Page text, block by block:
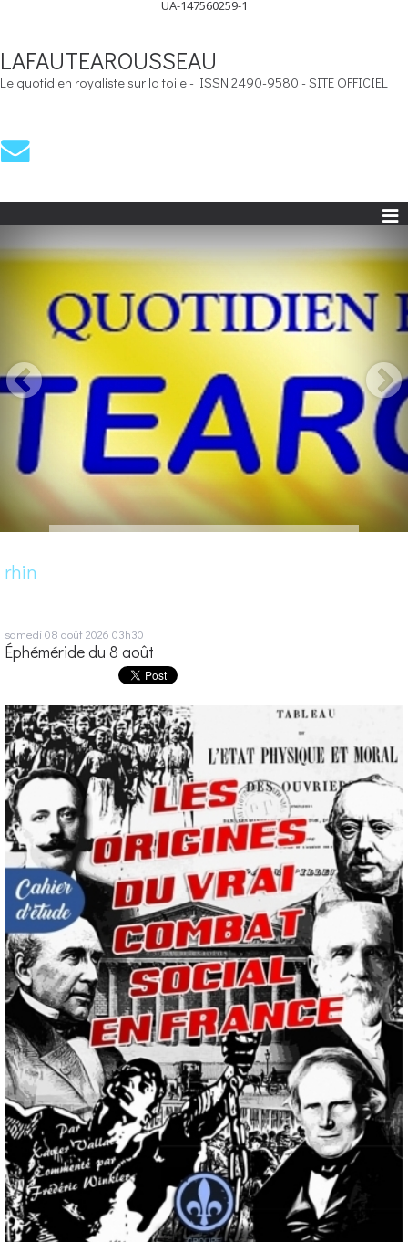
UA-147560259-1
LAFAUTEAROUSSEAU
Le quotidien royaliste sur la toile - ISSN 2490-9580 - SITE OFFICIEL
rhin
samedi 08 août 2026 03h30
Éphéméride du 8 août